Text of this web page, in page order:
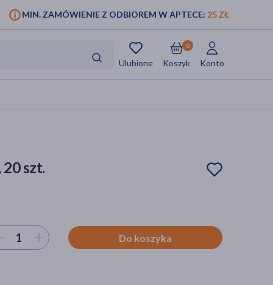
MIN. ZAMÓWIENIE Z ODBIOREM W APTECE: 25 ZŁ
Ulubione Koszyk
0
Konto
20 szt.
ilość Do koszyka